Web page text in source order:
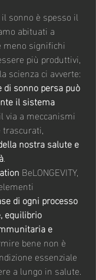
su 5.
sonno è spesso il
abituati a
meno significhi
più produttivi,
scienza ci avverte:
sonno persa può
il sistema
via a meccanismi
nostra salute e
.
BeLONGEVITY,
di ogni processo
equilibrio
e
bene non è
essenziale
a lungo in salute.